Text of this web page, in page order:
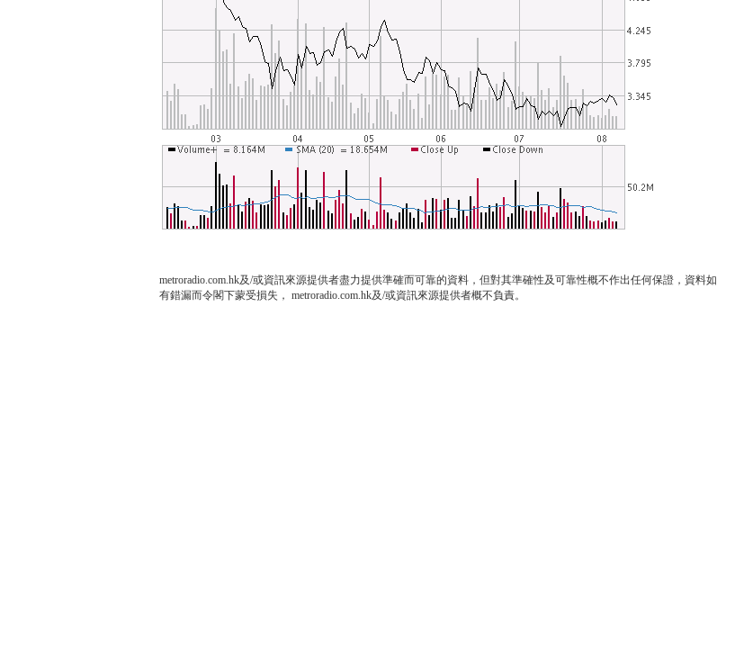
metroradio.com.hk及/或資訊來源提供者盡力提供準確而可靠的資料，但對其準確性及可靠性概不作出任何保證，資料如
有錯漏而令閣下蒙受損失， metroradio.com.hk及/或資訊來源提供者概不負責。